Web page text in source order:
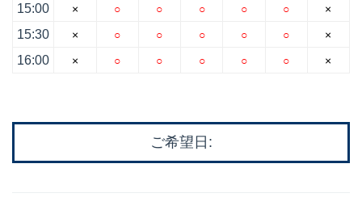
15:00
15:30
16:00
×
×
×
○
○
○
○
○
○
○
○
○
○
○
○
○
○
○
×
×
×
ご希望日: